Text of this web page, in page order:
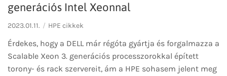
generációs Intel Xeonnal
2023.01.11. HPE cikkek
Érdekes, hogy a DELL már régóta gyártja és forgalmazza a
Scalable Xeon 3. generációs processzorokkal épített
torony- és rack szervereit, ám a HPE sohasem jelent meg